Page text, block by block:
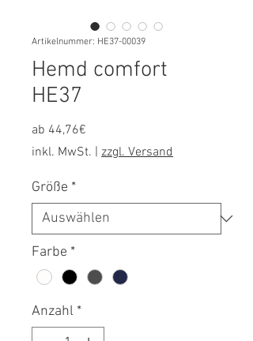
Artikelnummer: HE37-00039
Hemd comfort
HE37
ab 44,76€
Preis
inkl. MwSt. zzgl. Versand
Größe *
Farbe *
Anzahl *